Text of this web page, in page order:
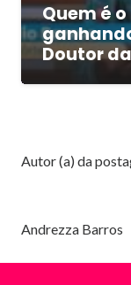
Quem é
Doutor
Autor (a) da
Andrezza Barros